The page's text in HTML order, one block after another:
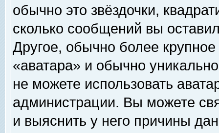
обычно это звёздочки,
сколько сообщений вы
Другое, обычно более
«аватара» и обычно
не можете использовать
администрации. Вы можете
и выяснить у него причины